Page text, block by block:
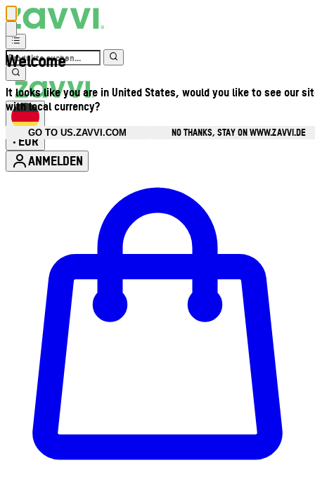
Welcome
It looks like you are in United States, would you like to see our
with local currency?
GO TO US.ZAVVI.COM
NO THANKS, STAY ON WWW.ZAVVI.DE
• EUR
ANMELDEN